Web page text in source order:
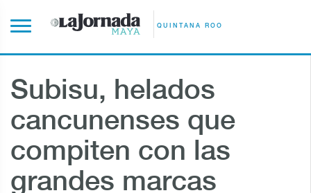
QUINTANA ROO
Subisu, helados
cancunenses que
compiten con las
grandes marcas